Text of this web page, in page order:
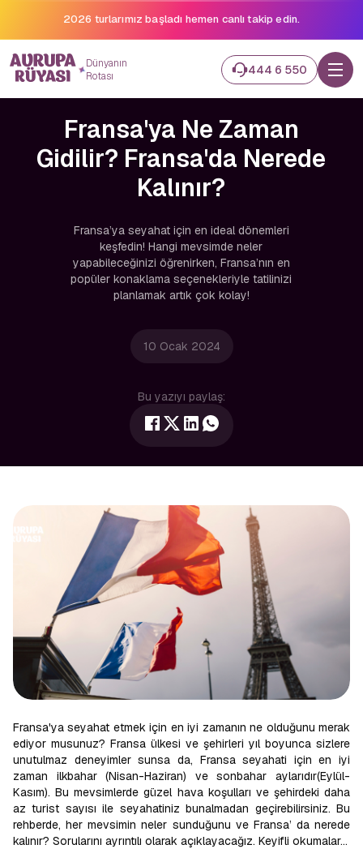
2026 turlarımız başladı hemen canlı takip edin.
Dünyanın
Rotası
444 6 550
Fransa'ya Ne Zaman
Gidilir? Fransa'da Nerede
Kalınır?
Fransa’ya seyahat için en ideal dönemleri
keşfedin! Hangi mevsimde neler
yapabileceğinizi öğrenirken, Fransa’nın en
popüler konaklama seçenekleriyle tatilinizi
planlamak artık çok kolay!
10 Ocak 2024
Bu yazıyı paylaş:
Fransa'ya seyahat etmek için en iyi zamanın ne olduğunu merak
ediyor musunuz? Fransa ülkesi ve şehirleri yıl boyunca sizlere
unutulmaz deneyimler sunsa da, Fransa seyahati için en iyi
zaman ilkbahar (Nisan-Haziran) ve sonbahar aylarıdır(Eylül-
Kasım). Bu mevsimlerde güzel hava koşulları ve şehirdeki daha
az turist sayısı ile seyahatiniz bunalmadan geçirebilirsiniz. Bu
rehberde, her mevsimin neler sunduğunu ve Fransa’ da nerede
kalınır? Sorularını ayrıntılı olarak açıklayacağız. Keyifli okumalar…